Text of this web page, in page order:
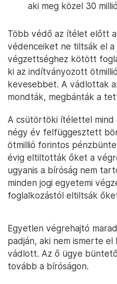
aki meg közel 30
Több védő az ítélet előtt
védenceiket ne tiltsák el a
végzettséghez kötött
ki az indítványozott
kevesebbet. A vádlottak
mondták, megbánták a
A csütörtöki ítélettel mind
négy év felfüggesztett
ötmillió forintos
évig eltiltották őket a
ugyanis a bíróság nem
minden jogi egyetemi
foglalkozástól eltiltsák
Egyetlen végrehajtó
padján, aki nem ismerte el
vádlott. Az ő ügye
tovább a bíróságon.